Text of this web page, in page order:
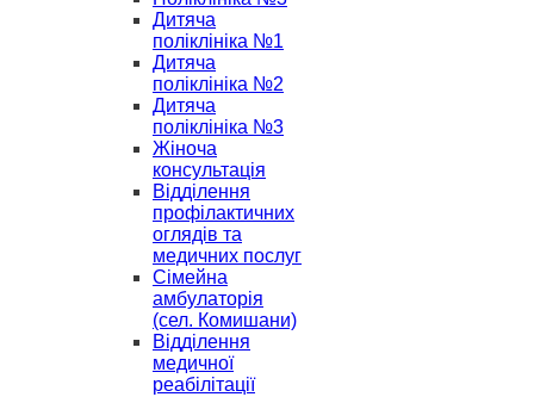
Дитяча
поліклініка №1
Дитяча
поліклініка №2
Дитяча
поліклініка №3
Жіноча
консультація
Відділення
профілактичних
оглядів та
медичних послуг
Сімейна
амбулаторія
(сел. Комишани)
Відділення
медичної
реабілітації